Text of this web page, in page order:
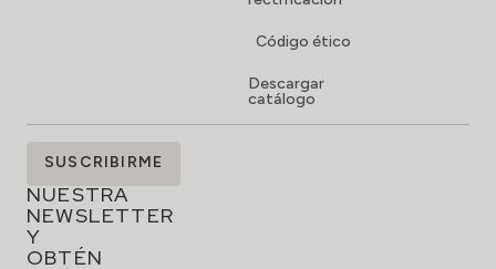
Código ético
Descargar
catálogo
SUSCRÍBETE
NUESTRA
NEWSLETTER
Y
OBTÉN
SUSCRIBIRME